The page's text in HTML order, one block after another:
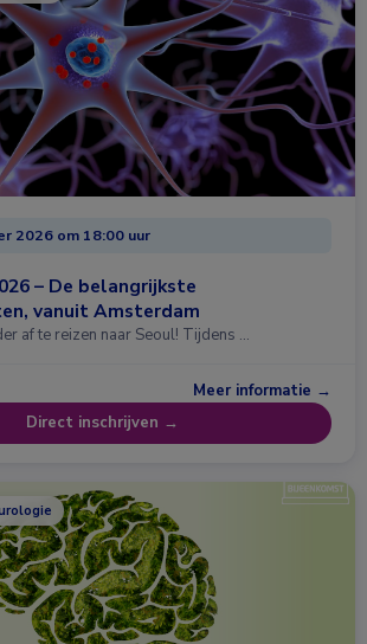
2026 om 18:00 uur
– De belangrijkste
vanuit Amsterdam
af te reizen naar Seoul! Tijdens …
Meer informatie →
Direct inschrijven →